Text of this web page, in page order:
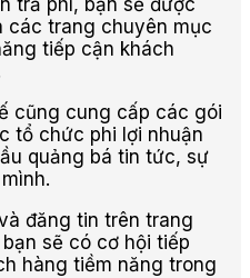
trả phí, bạn sẽ được
các trang chuyên mục
tiếp cận khách
cũng cung cấp các gói
tổ chức phi lợi nhuận
quảng bá tin tức, sự
đăng tin trên trang
sẽ có cơ hội tiếp
hàng tiềm năng trong